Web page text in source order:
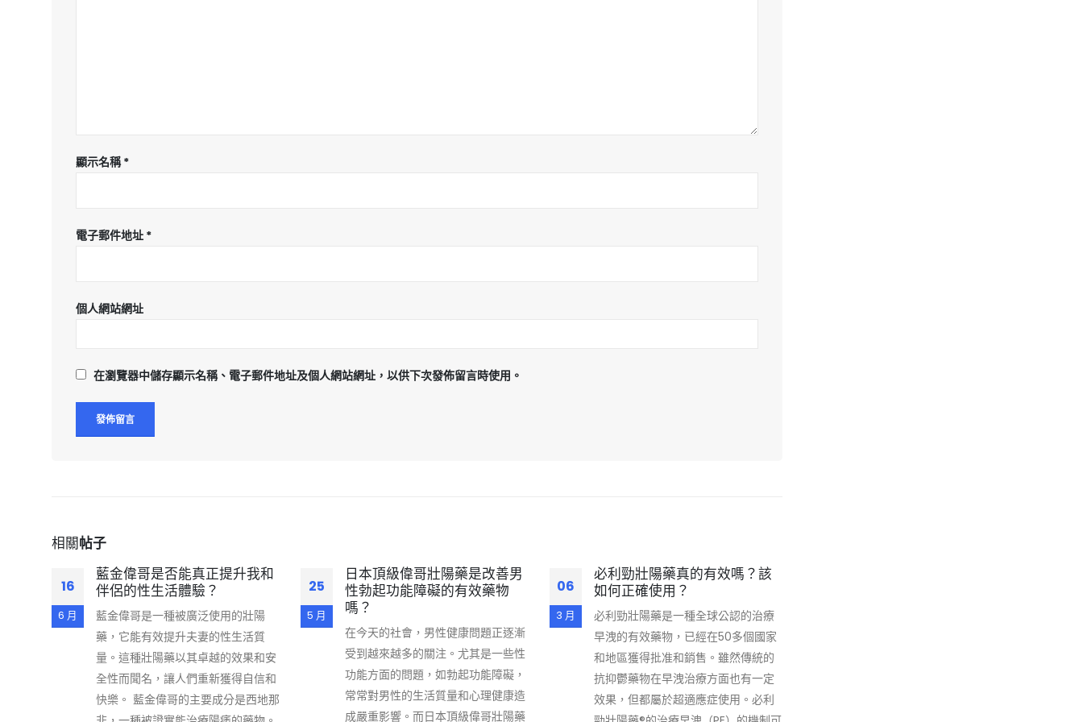
顯示名稱*
電子郵件地址 *
個人網站網址
在瀏覽器中儲存顯示名稱、電子郵件地址及個人網站網址，以供下次發佈留言時使用。
相關帖子
16
6 月
藍金偉哥是否能真正提升我和
伴侶的性生活體驗？
藍金偉哥是一種被廣泛使用的壯陽
藥，它能有效提升夫妻的性生活質
量。這種壯陽藥以其卓越的效果和安
全性而聞名，讓人們重新獲得自信和
快樂。 藍金偉哥的主要成分是西地那
25
5 月
日本頂級偉哥壯陽藥是改善男
性勃起功能障礙的有效藥物
嗎？
在今天的社會，男性健康問題正逐漸
受到越來越多的關注。尤其是一些性
功能方面的問題，如勃起功能障礙，
常常對男性的生活質量和心理健康造
成嚴重影響。而日本頂級偉哥壯陽藥
06
3 月
必利勁壯陽藥真的有效嗎？該
如何正確使用？
必利勁壯陽藥是一種全球公認的治療
早洩的有效藥物，已經在50多個國家
和地區獲得批准和銷售。雖然傳統的
抗抑鬱藥物在早洩治療方面也有一定
效果，但都屬於超適應症使用。必利